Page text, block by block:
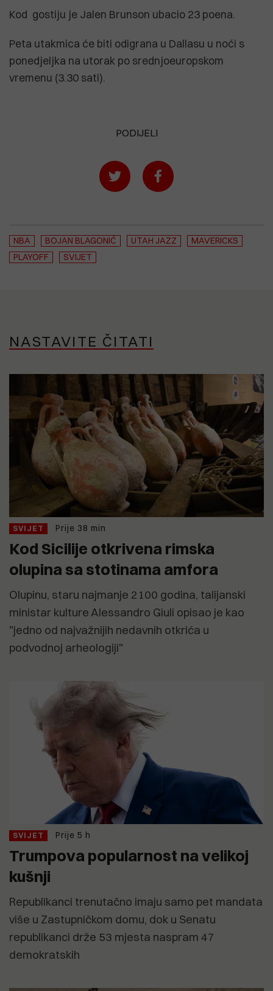
Kod gostiju je Jalen Brunson ubacio 23 poena.
Peta utakmica će biti odigrana u Dallasu u noći s
ponedjeljka na utorak po srednjoeuropskom
vremenu (3.30 sati).
PODIJELI
NBA BOJAN BLAGONIĆ UTAH JAZZ
MAVERICKS
PLAYOFF
SVIJET
NASTAVITE ČITATI
SVIJET Prije 38 min
Kod Sicilije otkrivena rimska
olupina sa stotinama amfora
Olupinu, staru najmanje 2100 godina, talijanski
ministar kulture Alessandro Giuli opisao je kao
"jedno od najvažnijih nedavnih otkrića u
podvodnoj arheologiji"
SVIJET Prije 5 h
Trumpova popularnost na velikoj
kušnji
Republikanci trenutačno imaju samo pet mandata
više u Zastupničkom domu, dok u Senatu
republikanci drže 53 mjesta naspram 47
demokratskih